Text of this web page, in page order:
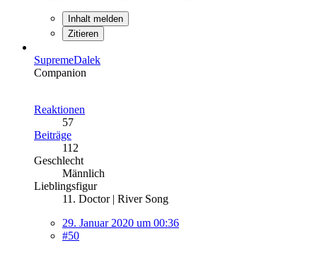
Inhalt melden
Zitieren
SupremeDalek
Companion
Reaktionen
57
Beiträge
112
Geschlecht
Männlich
Lieblingsfigur
11. Doctor | River Song
29. Januar 2020 um 00:36
#50